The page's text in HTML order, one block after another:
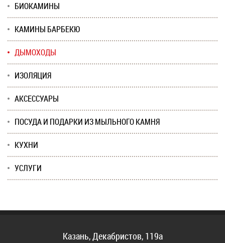
БИОКАМИНЫ
КАМИНЫ БАРБЕКЮ
ДЫМОХОДЫ
ИЗОЛЯЦИЯ
АКСЕССУАРЫ
ПОСУДА И ПОДАРКИ ИЗ МЫЛЬНОГО КАМНЯ
КУХНИ
УСЛУГИ
Казань, Декабристов, 119а